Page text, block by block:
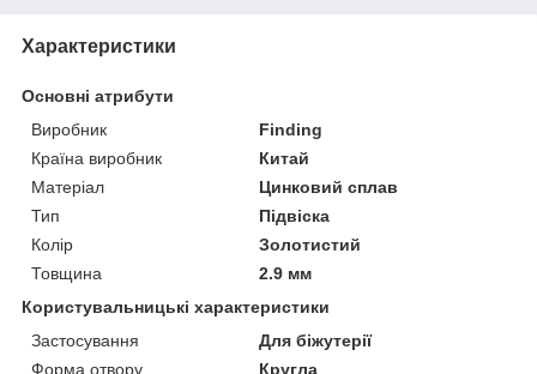
Характеристики
Основні атрибути
Виробник
Finding
Країна виробник
Китай
Матеріал
Цинковий сплав
Тип
Підвіска
Колір
Золотистий
Товщина
2.9 мм
Користувальницькі характеристики
Застосування
Для біжутерії
Форма отвору
Кругла